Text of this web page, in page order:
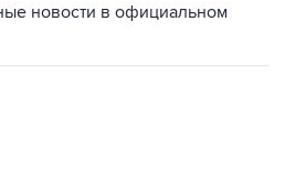
новости в официальном